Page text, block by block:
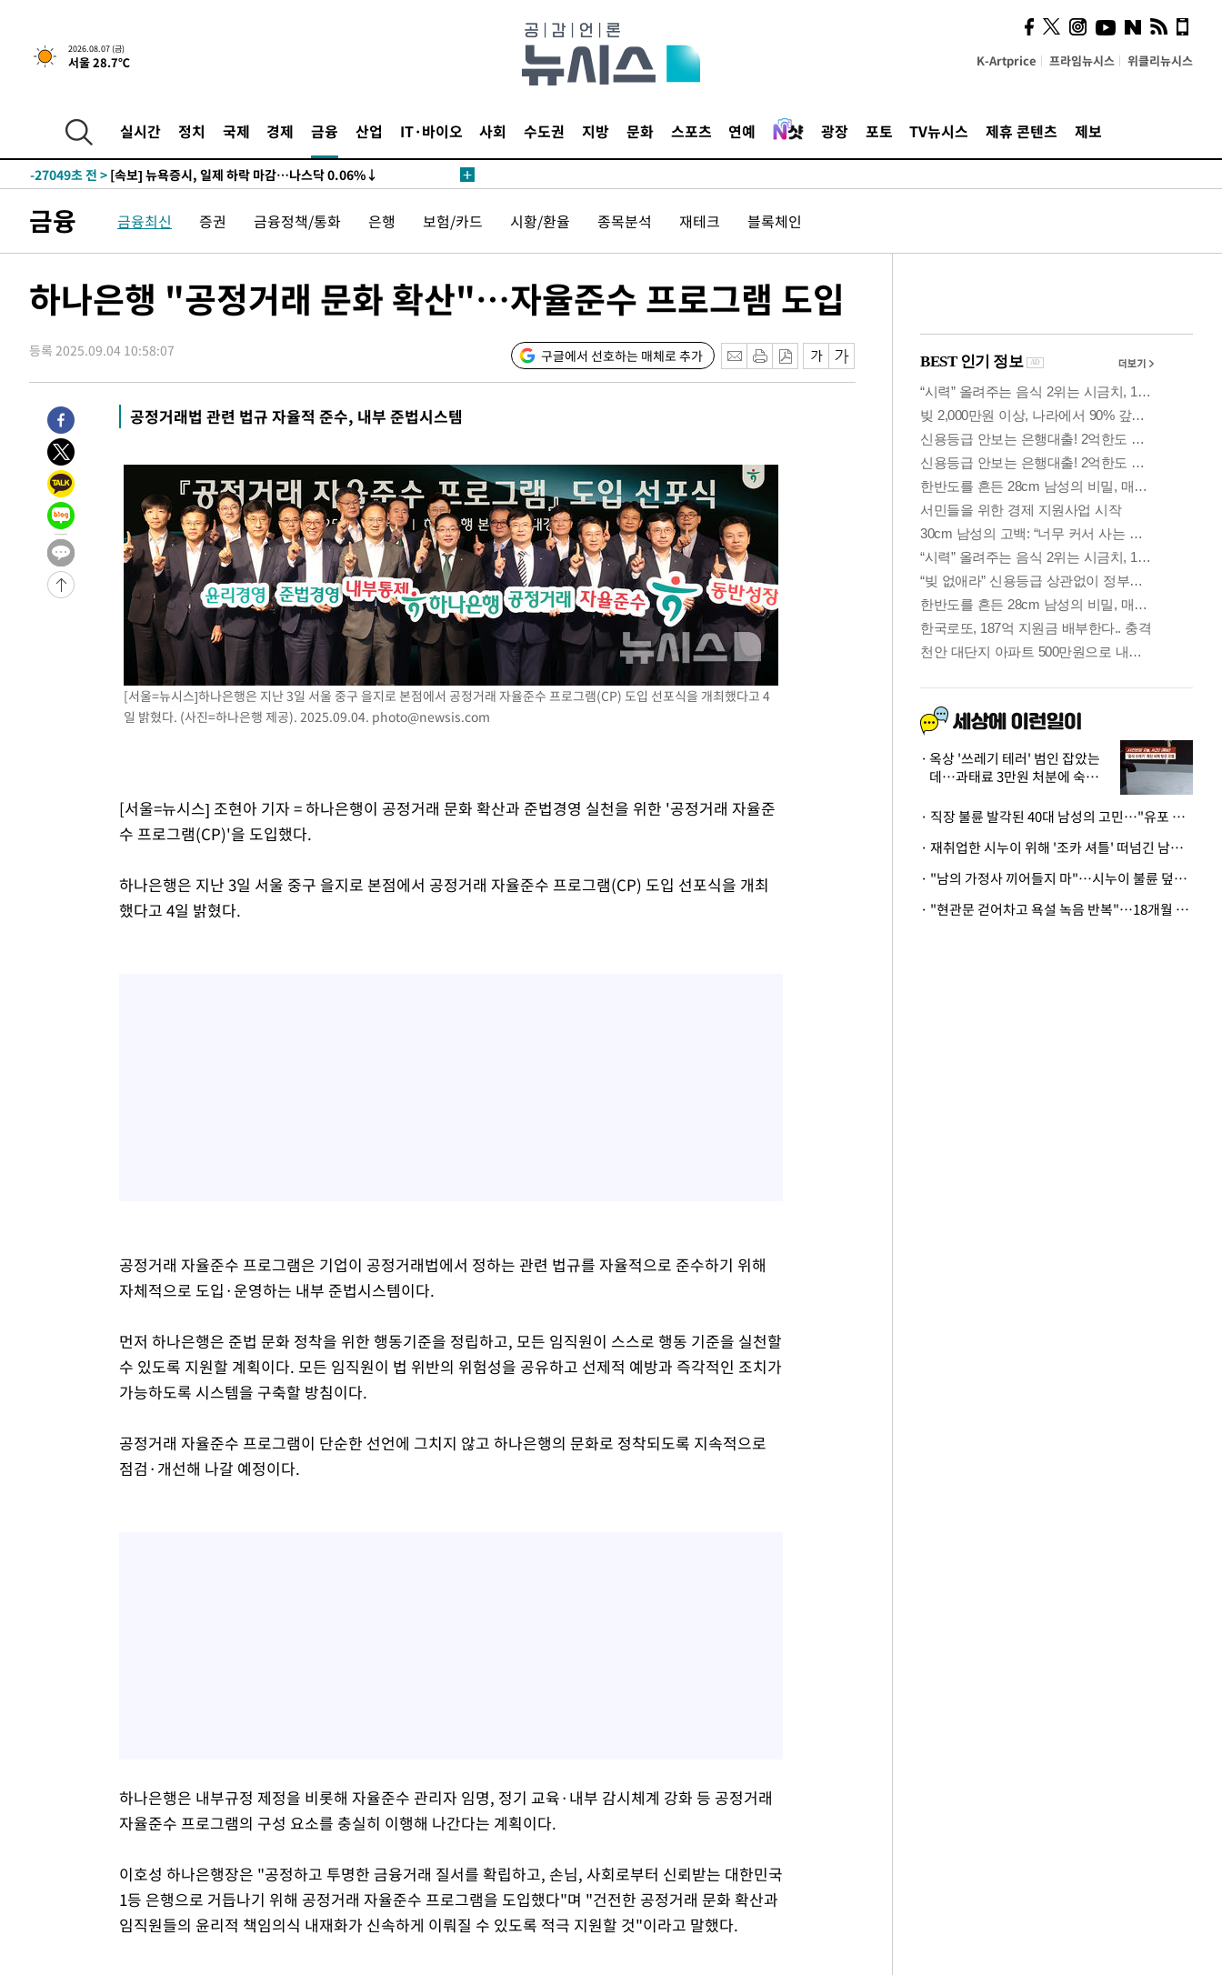
2026.08.07 (금)
서울 28.7℃ K-Artprice 프라임뉴시스 위클리뉴시스
실시간 정치 국제 경제 금융 산업 IT·바이오 사회 수도권 지방 문화 스포츠 연예 광장 포토 TV뉴시스 제휴 콘텐츠 제보
-31198초 전 >
[속보]美, 폴리실리콘 수입 규제…파생제품 15% 관세, 120일 후
-29349초 전 >
-27049초 전 > [속보] 뉴욕증시, 일제 하락 마감…나스닥 0.06%↓
발효
-29369초 전 >
[속보]트럼프, 美 원정출산 금지 행정명령 서명
-27069초 전 >[속보] 뉴욕증시, 일제 하락 마감…나스닥 0.06%↓
금융 금융최신 증권 금융정책/통화 은행 보험/카드 시황/환율 종목분석 재테크 블록체인
하나은행 "공정거래 문화 확산"…자율준수 프로그램 도입
등록 2025.09.04 10:58:07 구글에서 선호하는 매체로 추가
공정거래법 관련 법규 자율적 준수, 내부 준법시스템
[서울=뉴시스]하나은행은 지난 3일 서울 중구 을지로 본점에서 공정거래 자율준수 프로그램(CP) 도입 선포식을 개최했다고 4
일 밝혔다. (사진=하나은행 제공). 2025.09.04. photo@newsis.com
[서울=뉴시스] 조현아 기자 = 하나은행이 공정거래 문화 확산과 준법경영 실천을 위한 '공정거래 자율준
수 프로그램(CP)'을 도입했다.
하나은행은 지난 3일 서울 중구 을지로 본점에서 공정거래 자율준수 프로그램(CP) 도입 선포식을 개최
했다고 4일 밝혔다.
공정거래 자율준수 프로그램은 기업이 공정거래법에서 정하는 관련 법규를 자율적으로 준수하기 위해
자체적으로 도입·운영하는 내부 준법시스템이다.
먼저 하나은행은 준법 문화 정착을 위한 행동기준을 정립하고, 모든 임직원이 스스로 행동 기준을 실천할
수 있도록 지원할 계획이다. 모든 임직원이 법 위반의 위험성을 공유하고 선제적 예방과 즉각적인 조치가
가능하도록 시스템을 구축할 방침이다.
공정거래 자율준수 프로그램이 단순한 선언에 그치지 않고 하나은행의 문화로 정착되도록 지속적으로
점검·개선해 나갈 예정이다.
하나은행은 내부규정 제정을 비롯해 자율준수 관리자 임명, 정기 교육·내부 감시체계 강화 등 공정거래
자율준수 프로그램의 구성 요소를 충실히 이행해 나간다는 계획이다.
이호성 하나은행장은 "공정하고 투명한 금융거래 질서를 확립하고, 손님, 사회로부터 신뢰받는 대한민국
1등 은행으로 거듭나기 위해 공정거래 자율준수 프로그램을 도입했다"며 "건전한 공정거래 문화 확산과
임직원들의 윤리적 책임의식 내재화가 신속하게 이뤄질 수 있도록 적극 지원할 것"이라고 말했다.
의견, 국토부·LH에 충실히
전달할 것"
옥상 '쓰레기 테러' 범인 잡았는
데…과태료 3만원 처분에 숙박업
· 직장 불륜 발각된 40대 남성의 고민…"유포 동료 명예훼손·협박죄 고소 가능할까"
· 재취업한 시누이 위해 '조카 셔틀' 떠넘긴 남편…아내 "난 못한다"
· "남의 가정사 끼어들지 마"…시누이 불륜 덮으려는 남편에 억울한 아내
· "현관문 걷어차고 욕설 녹음 반복"…18개월 아기 키우는 집 뒤흔든 '앞집의 비극'